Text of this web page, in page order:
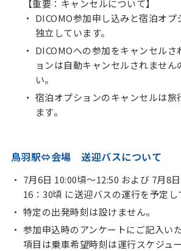
【重要：キャンセルについて】
DICOMO参加申し込みと宿泊オプ
独立しています。
DICOMOへの参加をキャンセルさ
ョンは自動キャンセルされません
い。
宿泊オプションのキャンセルは旅
ます。
鳥羽駅⇔会場 送迎バスについて
7月6日 10:00頃～12:50 および 7月8
16：30頃 に送迎バスの運行を予定し
特定の出発時刻は設けません。
参加申込時のアンケートにご記入い
項目は乗車希望時刻は運行スケジュ